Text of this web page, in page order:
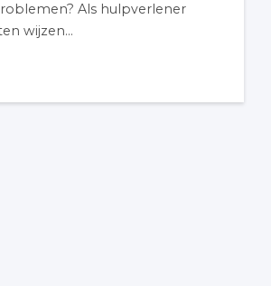
Als hulpverlener
wijzen...